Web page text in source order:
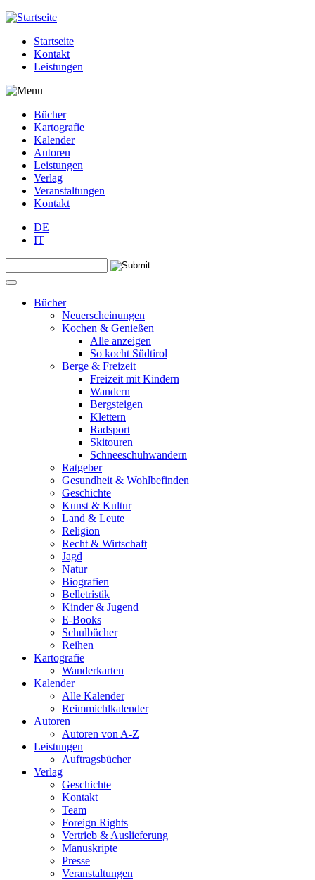
Jump to navigation
Startseite
Kontakt
Leistungen
Bücher
Kartografie
Kalender
Autoren
Leistungen
Verlag
Veranstaltungen
Kontakt
DE
IT
Suchformular
Bücher
Neuerscheinungen
Kochen & Genießen
Alle anzeigen
So kocht Südtirol
Berge & Freizeit
Freizeit mit Kindern
Wandern
Bergsteigen
Klettern
Radsport
Skitouren
Schneeschuhwandern
Ratgeber
Gesundheit & Wohlbefinden
Geschichte
Kunst & Kultur
Land & Leute
Religion
Recht & Wirtschaft
Jagd
Natur
Biografien
Belletristik
Kinder & Jugend
E-Books
Schulbücher
Reihen
Kartografie
Wanderkarten
Kalender
Alle Kalender
Reimmichlkalender
Autoren
Autoren von A-Z
Leistungen
Auftragsbücher
Verlag
Geschichte
Kontakt
Team
Foreign Rights
Vertrieb & Auslieferung
Manuskripte
Presse
Veranstaltungen